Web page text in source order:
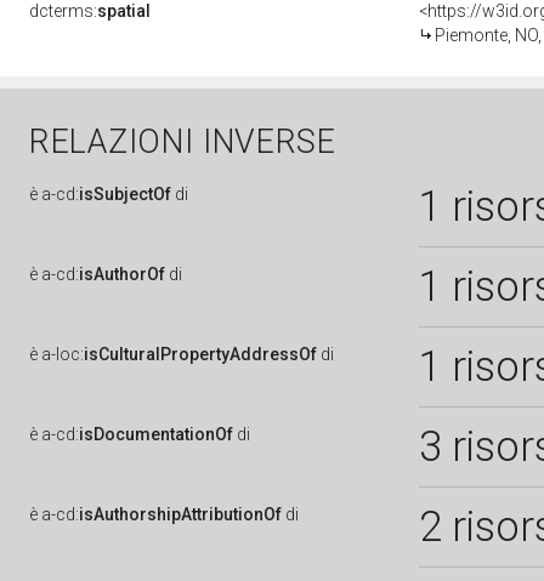
dcterms:spatial
<https://
Piemonte,
RELAZIONI INVERSE
è a-cd:isSubjectOf di 1
è a-cd:isAuthorOf di 1
è a-loc:isCulturalPropertyAddressOf di 1
è a-cd:isDocumentationOf di 3
è a-cd:isAuthorshipAttributionOf di 2